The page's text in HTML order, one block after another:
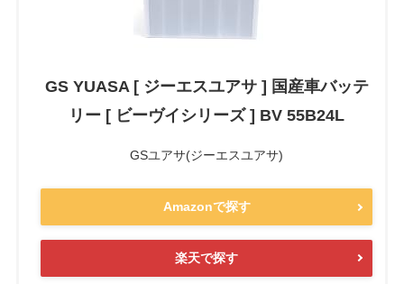
GS YUASA [ ジーエスユアサ ] 国産車バッテ
リー [ ビーヴイシリーズ ] BV 55B24L
GSユアサ(ジーエスユアサ)
Amazonで探す
楽天で探す